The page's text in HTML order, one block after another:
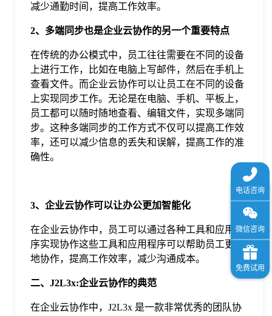
减少通勤时间，提高工作效率。
2、多端同步也是企业云协作的另一个重要特点
在传统的办公模式中，员工往往需要在不同的设备
上进行工作，比如在电脑上写邮件，然后在手机上
查看文件。而企业云协作可以让员工在不同的设备
上实现同步工作。无论是在电脑、手机、平板上，
员工都可以随时随地查看、编辑文件，实现多端同
步。这种多端同步的工作方式不仅可以提高工作效
率，还可以减少信息的丢失和误解，提高工作的准
确性。
3、企业云协作可以让办公更加智能化
在企业云协作中，员工可以通过各种工具和应用程
序实现协作这些工具和应用程序可以帮助员工更好
地协作，提高工作效率，减少沟通成本。
二、J2L3x:企业云协作的典范
在企业云协作中，J2L3x 是一款非常优秀的团队协